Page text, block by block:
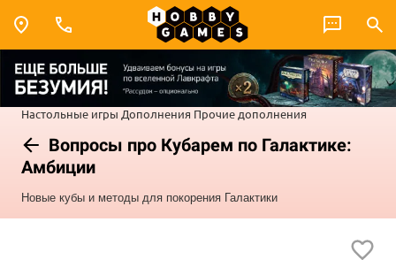
Настольные игры Дополнения Прочие дополнения
Вопросы про Кубарем по Галактике:
Амбиции
Новые кубы и методы для покорения Галактики